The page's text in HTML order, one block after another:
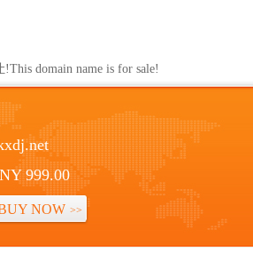
domain name is for sale!
999.00
NOW >>